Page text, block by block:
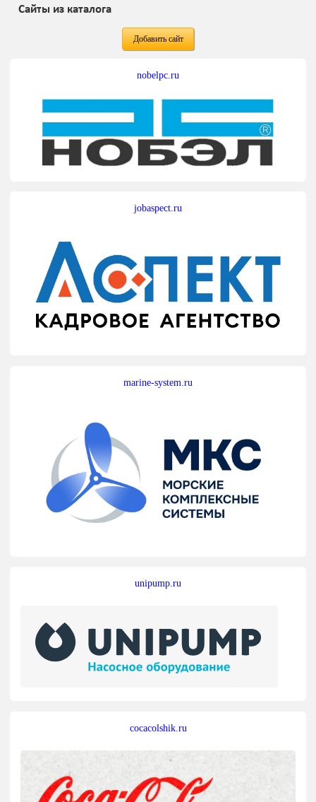
Сайты из каталога
Добавить сайт
nobelpc.ru
jobaspect.ru
marine-system.ru
unipump.ru
cocacolshik.ru